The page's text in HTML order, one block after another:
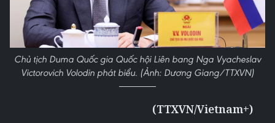
Chủ tịch Duma Quốc gia Quốc hội Liên bang Nga Vyacheslav
Victorovich Volodin phát biểu. (Ảnh: Dương Giang/TTXVN)
(TTXVN/Vietnam+)